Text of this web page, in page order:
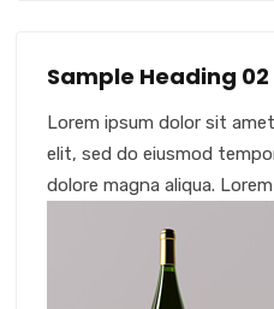
Sample Heading 02
Lorem ipsum dolor sit
elit, sed do eiusmod
dolore magna aliqua.